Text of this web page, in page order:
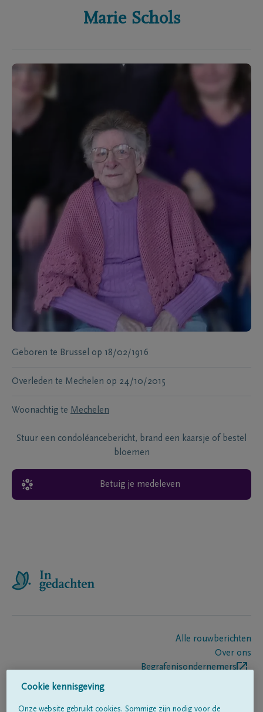
Marie Schols
Geboren te Brussel op 18/02/1916
Overleden te Mechelen op 24/10/2015
Woonachtig te Mechelen
Stuur een condoléancebericht, brand een kaarsje of bestel
bloemen
Betuig je medeleven
Alle rouwberichten
Over ons
Begrafenisondernemers
Cookie kennisgeving
Onze website gebruikt cookies. Sommige zijn nodig voor de